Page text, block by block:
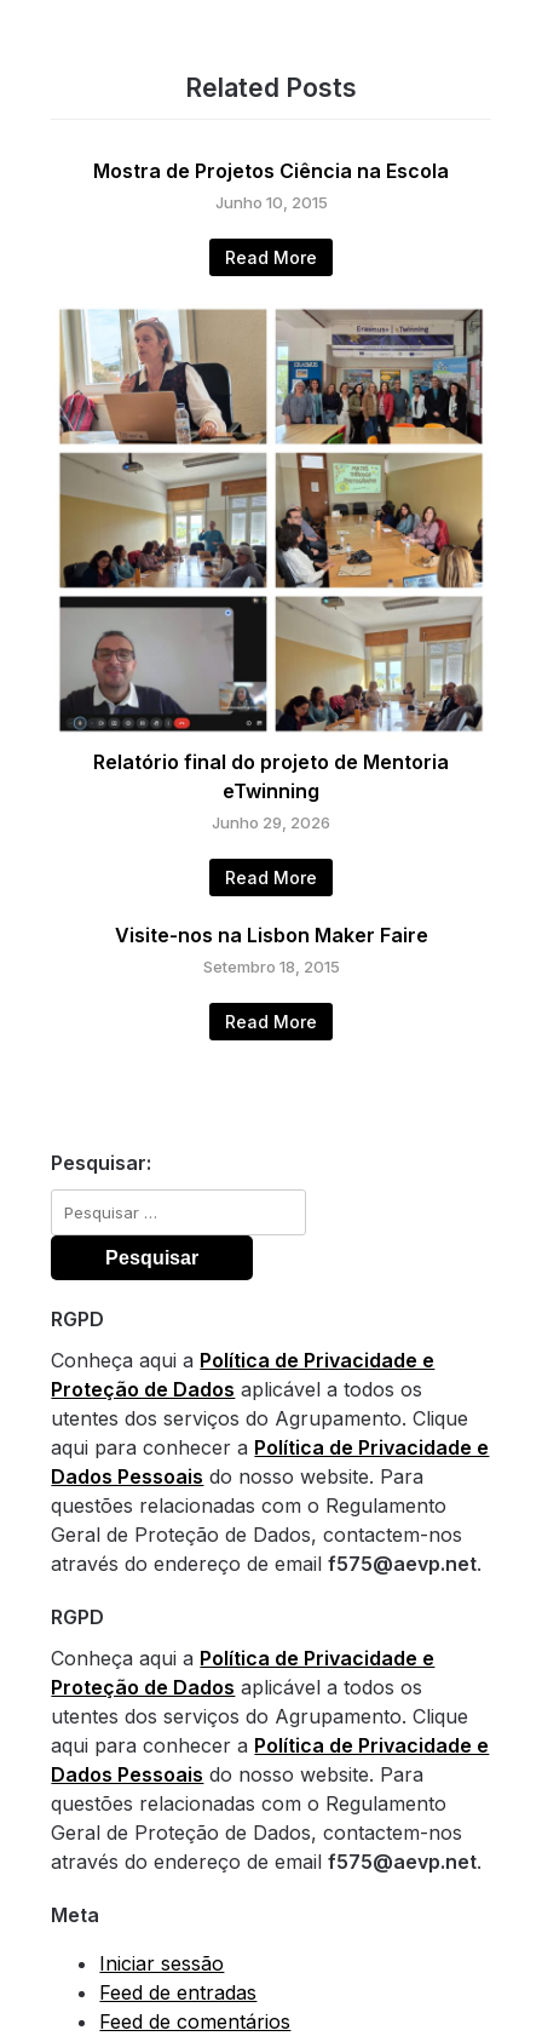
Related Posts
Mostra de Projetos Ciência na Escola
Junho 10, 2015
Read More
Relatório final do projeto de Mentoria
eTwinning
Junho 29, 2026
Read More
Visite-nos na Lisbon Maker Faire
Setembro 18, 2015
Read More
Pesquisar:
Pesquisar
por:
RGPD
Conheça aqui a Política de Privacidade e
Proteção de Dados aplicável a todos os
utentes dos serviços do Agrupamento. Clique
aqui para conhecer a Política de Privacidade e
Dados Pessoais do nosso website. Para
questões relacionadas com o Regulamento
Geral de Proteção de Dados, contactem-nos
através do endereço de emailf575@aevp.net.
RGPD
Conheça aqui a Política de Privacidade e
Proteção de Dados aplicável a todos os
utentes dos serviços do Agrupamento. Clique
aqui para conhecer a Política de Privacidade e
Dados Pessoais do nosso website. Para
questões relacionadas com o Regulamento
Geral de Proteção de Dados, contactem-nos
através do endereço de emailf575@aevp.net.
Meta
Iniciar sessão
Feed de entradas
Feed de comentários